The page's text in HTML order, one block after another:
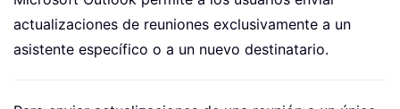
actualizaciones de reuniones exclusivamente a un
asistente específico o a un nuevo destinatario.